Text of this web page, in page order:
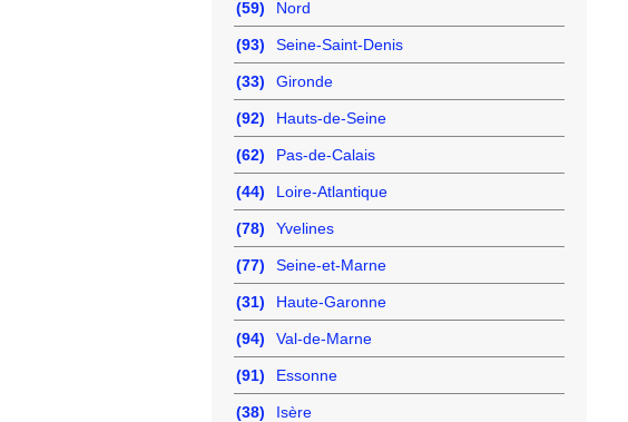
(59) Nord
(93) Seine-Saint-Denis
(33) Gironde
(92) Hauts-de-Seine
(62) Pas-de-Calais
(44) Loire-Atlantique
(78) Yvelines
(77) Seine-et-Marne
(31) Haute-Garonne
(94) Val-de-Marne
(91) Essonne
(38)
Isère